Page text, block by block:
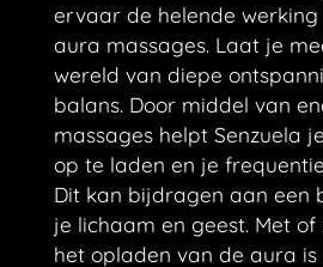
ervaar de helende
aura massages. Laat je
wereld van diepe
balans. Door middel van
massages helpt Senzuela
op te laden en je
Dit kan bijdragen aan een
je lichaam en geest. Met of
het opladen van de aura